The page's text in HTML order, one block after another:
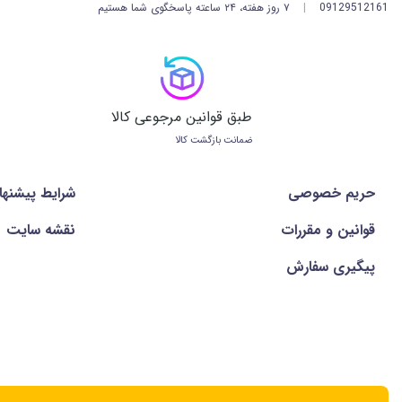
هولدر
اصلی هولدر
سازگاری
09129512161
| ۷ روز هفته، ۲۴ ساعته پاسخگوی شما هستیم
طبق قوانین مرجوعی کالا
ضمانت بازگشت کالا
حریم خصوصی شرايط
قوانین و مقررات
نقشه سایت
پیگیری سفارش